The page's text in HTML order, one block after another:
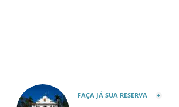
FAÇA JÁ SUA RESERVA